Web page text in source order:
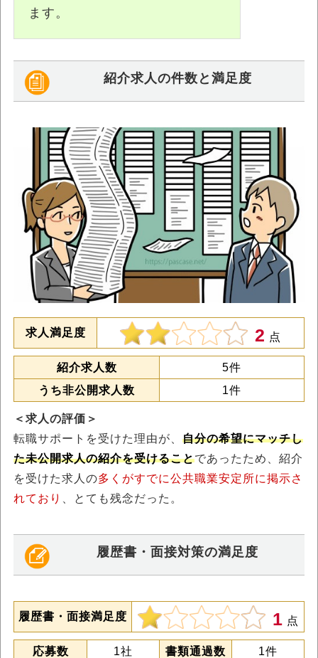
ます。
紹介求人の件数と満足度
求人満足度 2 点
紹介求人数
5件
うち非公開求人数
1件
＜求人の評価＞
転職サポートを受けた理由が、 自分の希望にマッチし
た未公開求人の紹介を受けることであったため、紹介
を受けた求人の多くがすでに公共職業安定所に掲示さ
れており
、とても残念だった。
履歴書・面接対策の満足度
履歴書・面接満足度 1 点
応募数 1社 書類通過数
1件